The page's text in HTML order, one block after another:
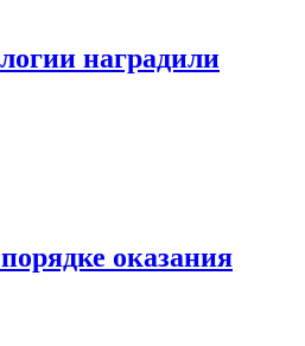
наградили
оказания